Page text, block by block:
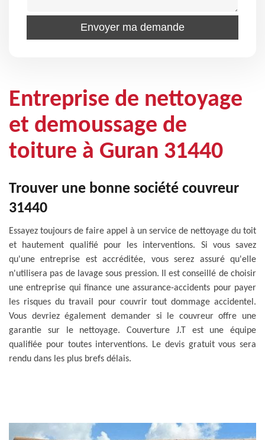
Entreprise de nettoyage
et demoussage de
toiture à Guran 31440
Trouver une bonne société couvreur
31440
Essayez toujours de faire appel à un service de nettoyage du toit
et hautement qualifié pour les interventions. Si vous savez
qu'une entreprise est accréditée, vous serez assuré qu'elle
n'utilisera pas de lavage sous pression. Il est conseillé de choisir
une entreprise qui finance une assurance-accidents pour payer
les risques du travail pour couvrir tout dommage accidentel.
Vous devriez également demander si le couvreur offre une
garantie sur le nettoyage. Couverture J.T est une équipe
qualifiée pour toutes interventions. Le devis gratuit vous sera
rendu dans les plus brefs délais.